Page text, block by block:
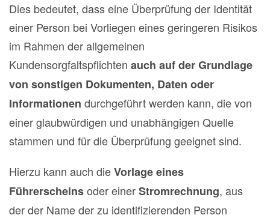
Dies bedeutet, dass eine Überprüfung der Identität
einer Person bei Vorliegen eines geringeren Risikos
im Rahmen der allgemeinen
Kundensorgfaltspflichten auch auf der Grundlage
von sonstigen Dokumenten, Daten oder
Informationen durchgeführt werden kann, die von
einer glaubwürdigen und unabhängigen Quelle
stammen und für die Überprüfung geeignet sind.
Hierzu kann auch dieVorlage eines
Führerscheinsoder einerStromrechnung, aus
der der Name der zu identifizierenden Person